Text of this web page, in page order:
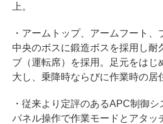
上。
・アームトップ、アームフート、
中央のボスに鍛造ボスを採用し耐
ブ（運転席）を採用。足元をはじ
大し、乗降時ならびに作業時の居
・従来より定評のあるAPC制御
パネル操作で作業モードとアタッ